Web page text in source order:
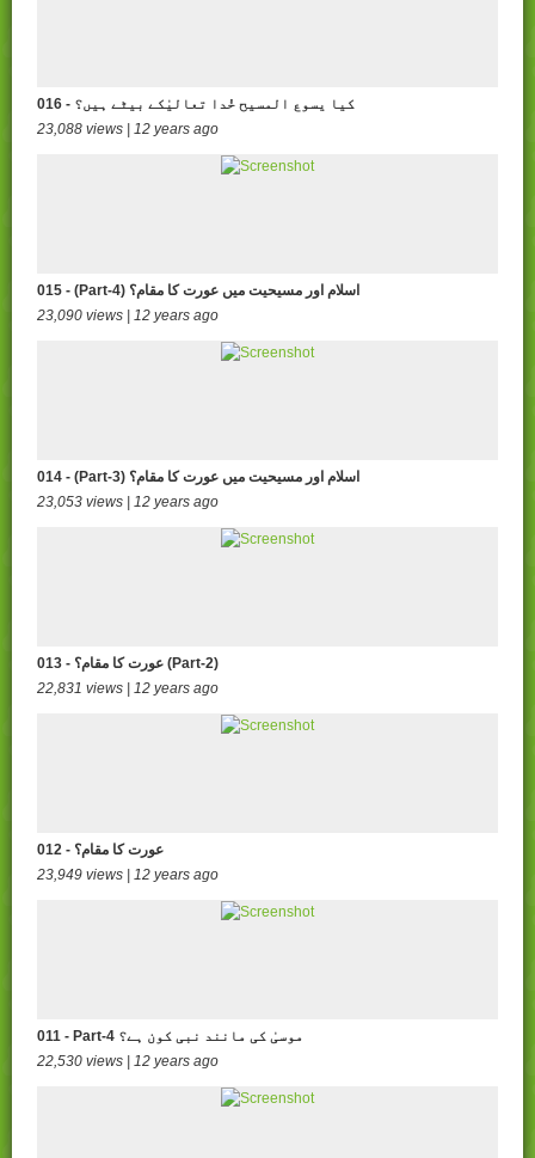
016 - کیا یسوع المسیح خُدا تعالیٰکے بیٹے ہیں؟
23,088 views | 12 years ago
015 - (Part-4) اسلام اور مسیحیت میں عورت کا مقام؟
23,090 views | 12 years ago
014 - (Part-3) اسلام اور مسیحیت میں عورت کا مقام؟
23,053 views | 12 years ago
013 - عورت کا مقام؟ (Part-2)
22,831 views | 12 years ago
012 - عورت کا مقام؟
23,949 views | 12 years ago
011 - Part-4 موسیٰ کی مانند نبی کون ہے؟
22,530 views | 12 years ago